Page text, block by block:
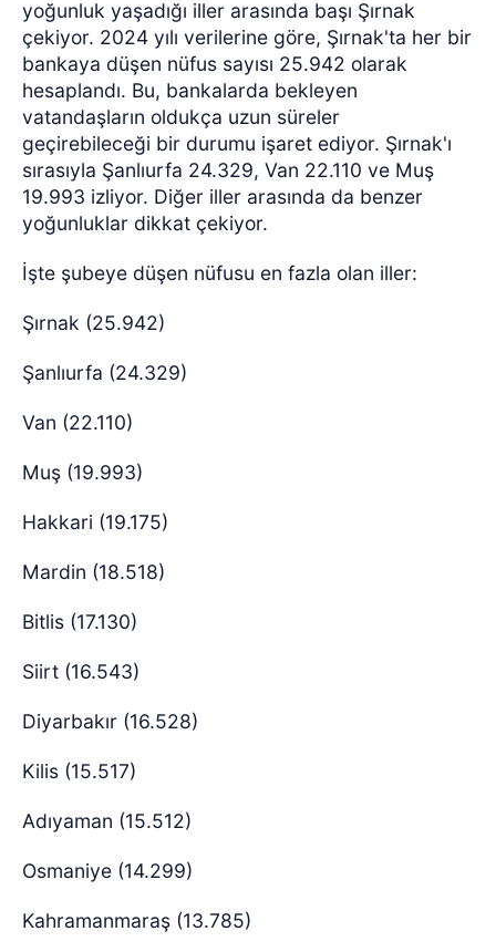
yoğunluk yaşadığı iller arasında başı Şırnak
çekiyor. 2024 yılı verilerine göre, Şırnak'ta her bir
bankaya düşen nüfus sayısı 25.942 olarak
hesaplandı. Bu, bankalarda bekleyen
vatandaşların oldukça uzun süreler
geçirebileceği bir durumu işaret ediyor. Şırnak'ı
sırasıyla Şanlıurfa 24.329, Van 22.110 ve Muş
19.993 izliyor. Diğer iller arasında da benzer
yoğunluklar dikkat çekiyor.
İşte şubeye düşen nüfusu en fazla olan iller:
Şırnak (25.942)
Şanlıurfa (24.329)
Van (22.110)
Muş (19.993)
Hakkari (19.175)
Mardin (18.518)
Bitlis (17.130)
Siirt (16.543)
Diyarbakır (16.528)
Kilis (15.517)
Adıyaman (15.512)
Osmaniye (14.299)
Kahramanmaraş (13.785)